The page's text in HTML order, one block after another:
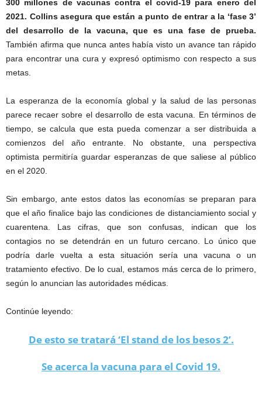
300 millones de vacunas contra el covid-19 para enero del
2021. Collins asegura que están a punto de entrar a la ‘fase 3’
del desarrollo de la vacuna, que es una fase de prueba.
También afirma que nunca antes había visto un avance tan rápido
para encontrar una cura y expresó optimismo con respecto a sus
metas.
La esperanza de la economía global y la salud de las personas
parece recaer sobre el desarrollo de esta vacuna. En términos de
tiempo, se calcula que esta pueda comenzar a ser distribuida a
comienzos del año entrante. No obstante, una perspectiva
optimista permitiría guardar esperanzas de que saliese al público
en el 2020.
Sin embargo, ante estos datos las economías se preparan para
que el año finalice bajo las condiciones de distanciamiento social y
cuarentena. Las cifras, que son confusas, indican que los
contagios no se detendrán en un futuro cercano. Lo único que
podría darle vuelta a esta situación sería una vacuna o un
tratamiento efectivo. De lo cual, estamos más cerca de lo primero,
según lo anuncian las autoridades médicas.
Continúe leyendo:
De esto se tratará ‘El stand de los besos 2’.
Se acerca la vacuna para el Covid 19.